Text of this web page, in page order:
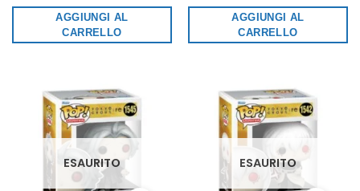
AGGIUNGI AL
CARRELLO
AGGIUNGI AL
CARRELLO
ESAURITO ESAURITO